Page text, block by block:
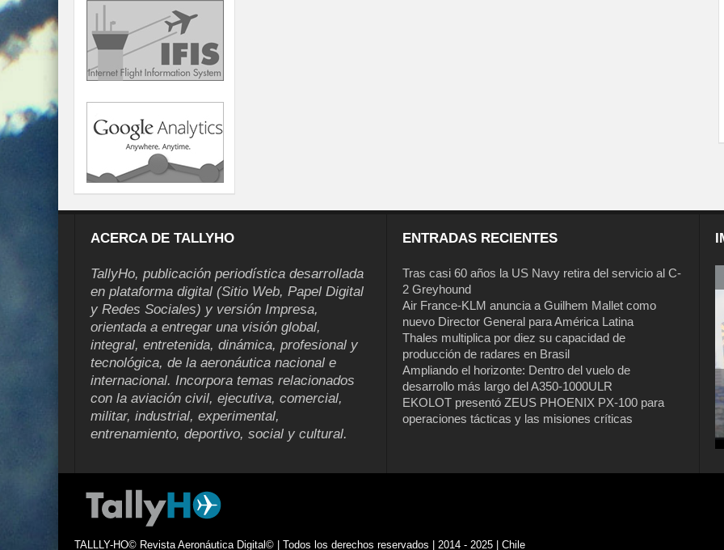
ACERCA DE TALLYHO
TallyHo, publicación periodística desarrollada
en plataforma digital (Sitio Web, Papel Digital
y Redes Sociales) y versión Impresa,
orientada a entregar una visión global,
integral, entretenida, dinámica, profesional y
tecnológica, de la aeronáutica nacional e
internacional. Incorpora temas relacionados
con la aviación civil, ejecutiva, comercial,
militar, industrial, experimental,
entrenamiento, deportivo, social y cultural.
ENTRADAS RECIENTES
Tras casi 60 años la US Navy retira del servicio al C-
2 Greyhound
Air France-KLM anuncia a Guilhem Mallet como
nuevo Director General para América Latina
Thales multiplica por diez su capacidad de
producción de radares en Brasil
Ampliando el horizonte: Dentro del vuelo de
desarrollo más largo del A350-1000ULR
EKOLOT presentó ZEUS PHOENIX PX-100 para
operaciones tácticas y las misiones críticas
Tras casi 60 años la US Navy retira del
servicio al C-2 Greyhound
TALLLY-HO© Revista Aeronáutica Digital© | Todos los derechos reservados | 2014 - 2025 | Chile